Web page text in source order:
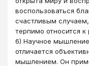
воспользоваться
счастливым
терпимо относится
6) Научное
отличается
мышлением. Он